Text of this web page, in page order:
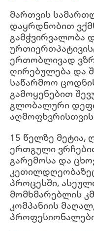
მართვის
დაყრდნობით
გამჭვირვალობა
ერთობლივად
ღირებულება და
საწარმოო
გამოყენებით
გლობალური
15 წელზე მეტია,
ერთგული
გარემოსა და
პროცესში,
მომხმარებლის
კომპანიის